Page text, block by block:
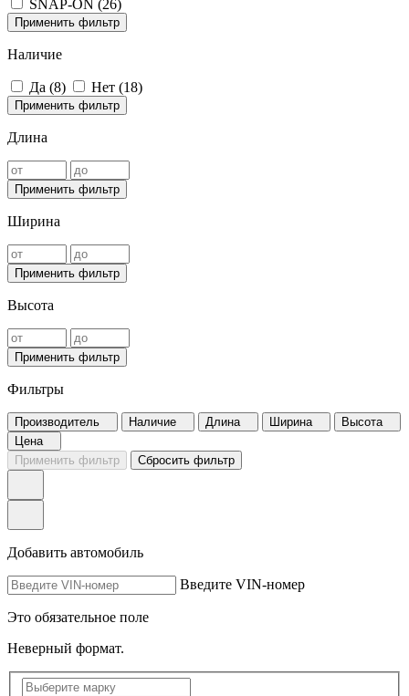
SNAP-ON (26)
Применить фильтр
Наличие
Да (8) Нет (18)
Применить фильтр
Длина
Применить фильтр
Ширина
Применить фильтр
Высота
Применить фильтр
Фильтры
Производитель Наличие Длина Ширина
Высота
Цена
Применить фильтр
Сбросить фильтр
Добавить автомобиль
Введите VIN-номер
Это обязательное поле
Неверный формат.